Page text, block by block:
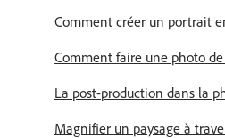
Comment créer un portrait
Comment faire une photo
La post-production dans la
Magnifier un paysage à